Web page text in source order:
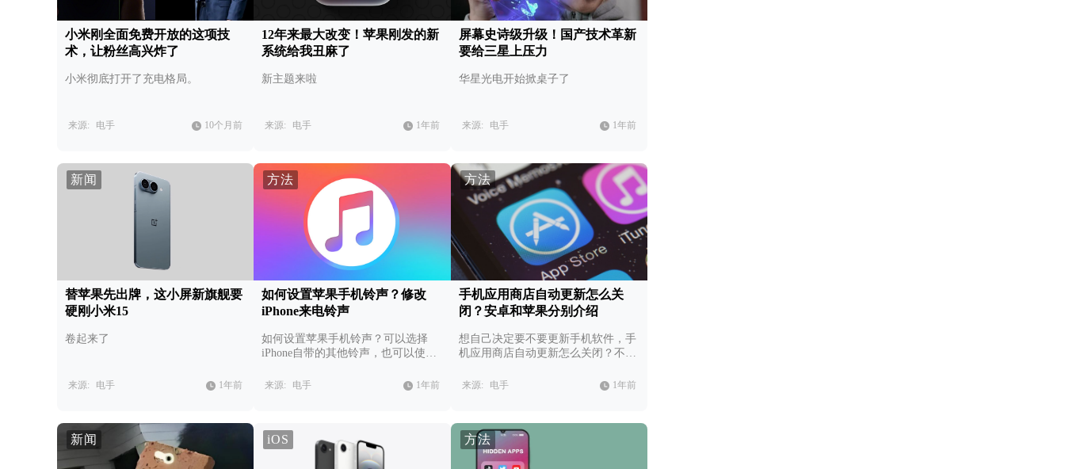
小米刚全面免费开放的这项技
术，让粉丝高兴炸了
小米彻底打开了充电格局。
来源: 电手 10个月前
12年来最大改变！苹果刚发的新
系统给我丑麻了
新主题来啦
来源: 电手 1年前
屏幕史诗级升级！国产技术革新
要给三星上压力
华星光电开始掀桌子了
来源: 电手 1年前
新闻
替苹果先出牌，这小屏新旗舰要
硬刚小米15
卷起来了
来源: 电手 1年前
方法
如何设置苹果手机铃声？修改
iPhone来电铃声
如何设置苹果手机铃声？可以选择
iPhone自带的其他铃声，也可以使用
来源: 电手 1年前
方法
手机应用商店自动更新怎么关
闭？安卓和苹果分别介绍
想自己决定要不要更新手机软件，手
机应用商店自动更新怎么关闭？不同
来源: 电手 1年前
新闻 iOS 方法